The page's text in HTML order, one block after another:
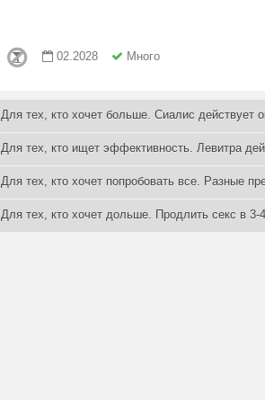
02.2028 Много
Для тех, кто хочет больше. Сиалис действует
Для тех, кто ищет эффективность. Левитра
Для тех, кто хочет попробовать все. Разные
Для тех, кто хочет дольше. Продлить секс в 3-